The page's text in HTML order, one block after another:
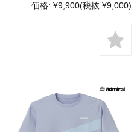
価格: ¥9,900(税抜 ¥9,000)